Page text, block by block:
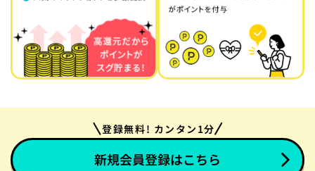
登録無料! カンタン1分
新規会員登録はこちら